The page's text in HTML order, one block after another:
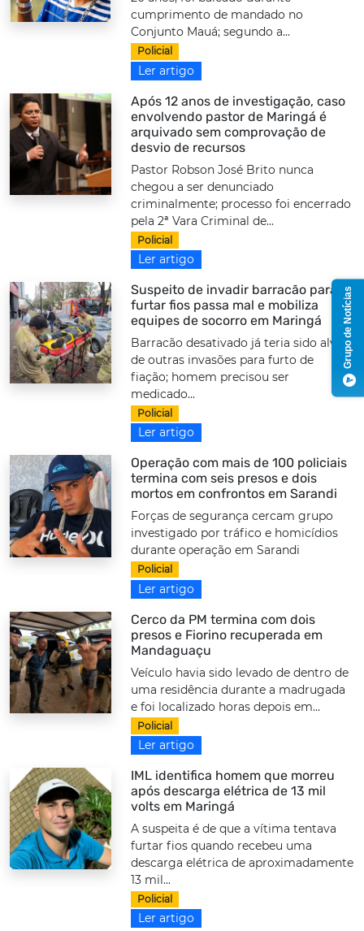
cumprimento de mandado no
Conjunto Mauá; segundo a...
Policial
Ler artigo
Após 12 anos de investigação, caso
envolvendo pastor de Maringá é
arquivado sem comprovação de
desvio de recursos
Pastor Robson José Brito nunca
chegou a ser denunciado
criminalmente; processo foi encerrado
pela 2ª Vara Criminal de...
Policial
Ler artigo
Suspeito de invadir barracão para
furtar fios passa mal e mobiliza
equipes de socorro em Maringá
Barracão desativado já teria sido alvo
de outras invasões para furto de
fiação; homem precisou ser
medicado...
Policial
Ler artigo
Operação com mais de 100 policiais
termina com seis presos e dois
mortos em confrontos em Sarandi
Forças de segurança cercam grupo
investigado por tráfico e homicídios
durante operação em Sarandi
Policial
Ler artigo
Cerco da PM termina com dois
presos e Fiorino recuperada em
Mandaguaçu
Veículo havia sido levado de dentro de
uma residência durante a madrugada
e foi localizado horas depois em...
Policial
Ler artigo
IML identifica homem que morreu
após descarga elétrica de 13 mil
volts em Maringá
A suspeita é de que a vítima tentava
furtar fios quando recebeu uma
descarga elétrica de aproximadamente
13 mil...
Policial
Ler artigo
Grupo de Notícias